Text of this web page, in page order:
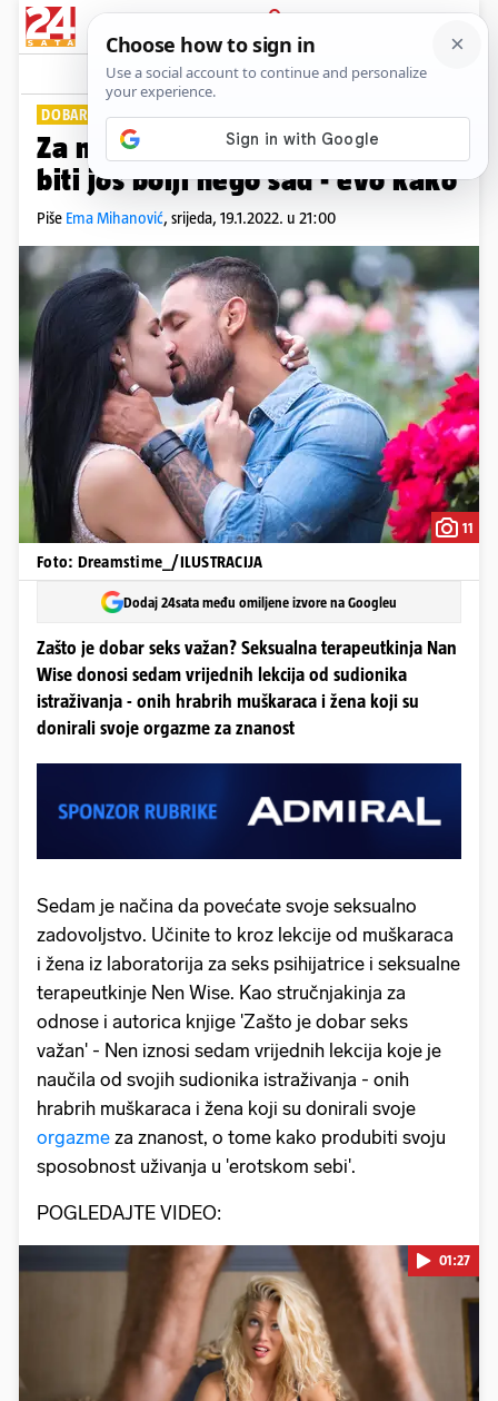
PRIJAVA
Lifestyle Komentari
DOBAR SEKS JE VAŽAN
Za muškarce i žene: Seks može
biti još bolji nego sad - evo kako
Piše Ema Mihanović, srijeda, 19.1.2022. u 21:00
11
Foto: Dreamstime_/ILUSTRACIJA
Dodaj 24sata među omiljene izvore na Googleu
Zašto je dobar seks važan? Seksualna terapeutkinja Nan
Wise donosi sedam vrijednih lekcija od sudionika
istraživanja - onih hrabrih muškaraca i žena koji su
donirali svoje orgazme za znanost
Sedam je načina da povećate svoje seksualno
zadovoljstvo. Učinite to kroz lekcije od muškaraca
i žena iz laboratorija za seks psihijatrice i seksualne
terapeutkinje Nen Wise. Kao stručnjakinja za
odnose i autorica knjige 'Zašto je dobar seks
važan' - Nen iznosi sedam vrijednih lekcija koje je
naučila od svojih sudionika istraživanja - onih
hrabrih muškaraca i žena koji su donirali svoje
orgazme za znanost, o tome kako produbiti svoju
sposobnost uživanja u 'erotskom sebi'.
POGLEDAJTE VIDEO:
01:27